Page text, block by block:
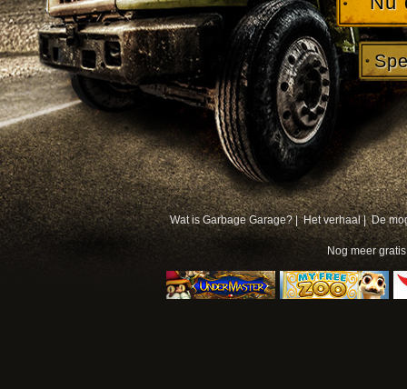
Wat is Garbage Garage? | Het verhaal | De
Nog meer